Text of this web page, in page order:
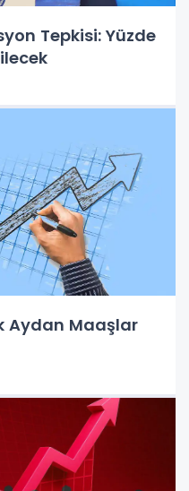
Tepkisi: Yüzde
Aydan Maaşlar